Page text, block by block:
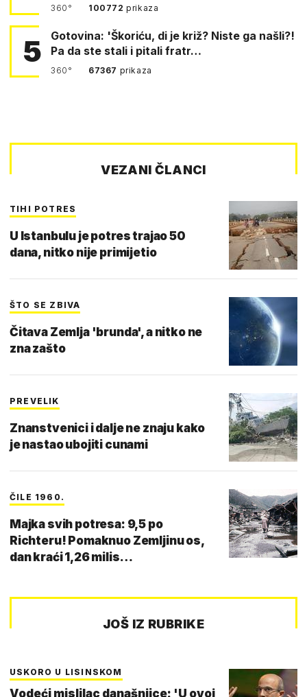
360° 100772prikaza
5
Gotovina: 'Škoriću, di je križ? Niste ga našli?!
Pa da ste stali i pitali fratr…
360° 67367 prikaza
VEZANI ČLANCI
TIHI POTRES
U Istanbulu je potres trajao 50
dana, nitko nije primijetio
ŠTO SE ZBIVA
Čitava Zemlja 'brunda', a nitko ne
zna zašto
PREVELIK
Znanstvenici i dalje ne znaju kako
je nastao ubojiti cunami
ČILE 1960.
Majka svih potresa: 9,5 po
Richteru! Pomaknuo Zemljinu os,
dan kraći 1,26 milis…
JOŠ IZ RUBRIKE
USKORO U LISINSKOM
Vodeći mislilac današnjice: 'U ovoj